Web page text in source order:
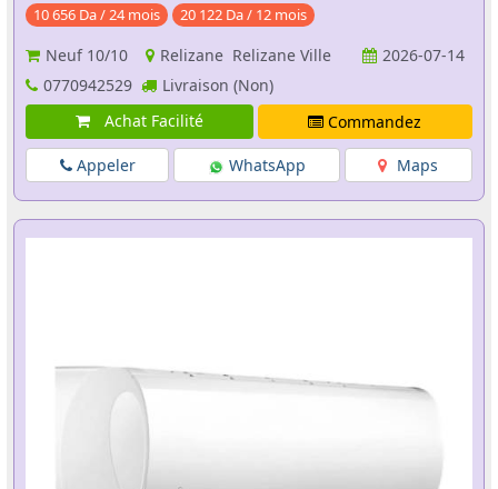
10 656 Da / 24 mois 20 122 Da / 12 mois
Neuf 10/10 Relizane Relizane Ville
2026-07-14
0770942529
Livraison (Non)
Achat Facilité
Commandez
Appeler WhatsApp Maps